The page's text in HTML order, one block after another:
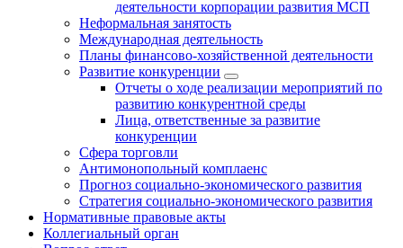
деятельности корпорации развития МСП
Неформальная занятость
Международная деятельность
Планы финансово-хозяйственной деятельности
Развитие конкуренции
Отчеты о ходе реализации мероприятий по
развитию конкурентной среды
Лица, ответственные за развитие
конкуренции
Сфера торговли
Антимонопольный комплаенс
Прогноз социально-экономического развития
Стратегия социально-экономического развития
Нормативные правовые акты
Коллегиальный орган